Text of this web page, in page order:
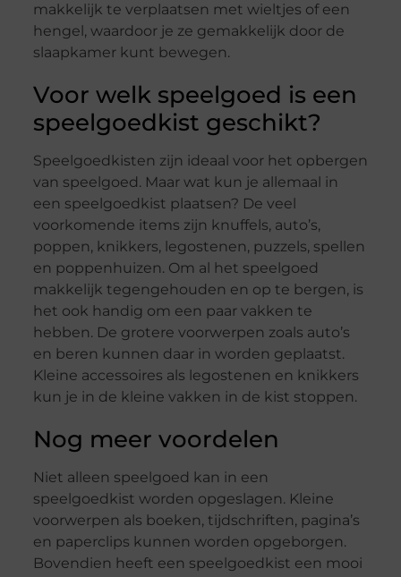
makkelijk te verplaatsen met wieltjes of een
hengel, waardoor je ze gemakkelijk door de
slaapkamer kunt bewegen.
Voor welk speelgoed is een
speelgoedkist geschikt?
Speelgoedkisten zijn ideaal voor het opbergen
van speelgoed. Maar wat kun je allemaal in
een speelgoedkist plaatsen? De veel
voorkomende items zijn knuffels, auto’s,
poppen, knikkers, legostenen, puzzels, spellen
en poppenhuizen. Om al het speelgoed
makkelijk tegengehouden en op te bergen, is
het ook handig om een paar vakken te
hebben. De grotere voorwerpen zoals auto’s
en beren kunnen daar in worden geplaatst.
Kleine accessoires als legostenen en knikkers
kun je in de kleine vakken in de kist stoppen.
Nog meer voordelen
Niet alleen speelgoed kan in een
speelgoedkist worden opgeslagen. Kleine
voorwerpen als boeken, tijdschriften, pagina’s
en paperclips kunnen worden opgeborgen.
Bovendien heeft een speelgoedkist een mooi